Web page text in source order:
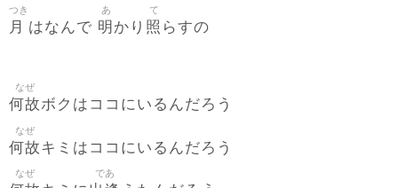
月
つき
はなんで 明
あ
かり 照
て
らすの
何故
なぜ
ボクはココにいるんだろう
何故
なぜ
キミはココにいるんだろう
なぜ であ